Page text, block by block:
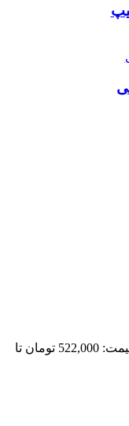
محدوده قیمت: 522,000 تومان تا